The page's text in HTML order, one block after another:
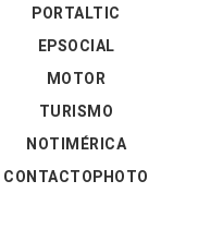
PORTALTIC
EPSOCIAL
MOTOR
TURISMO
NOTIMÉRICA
CONTACTOPHOTO